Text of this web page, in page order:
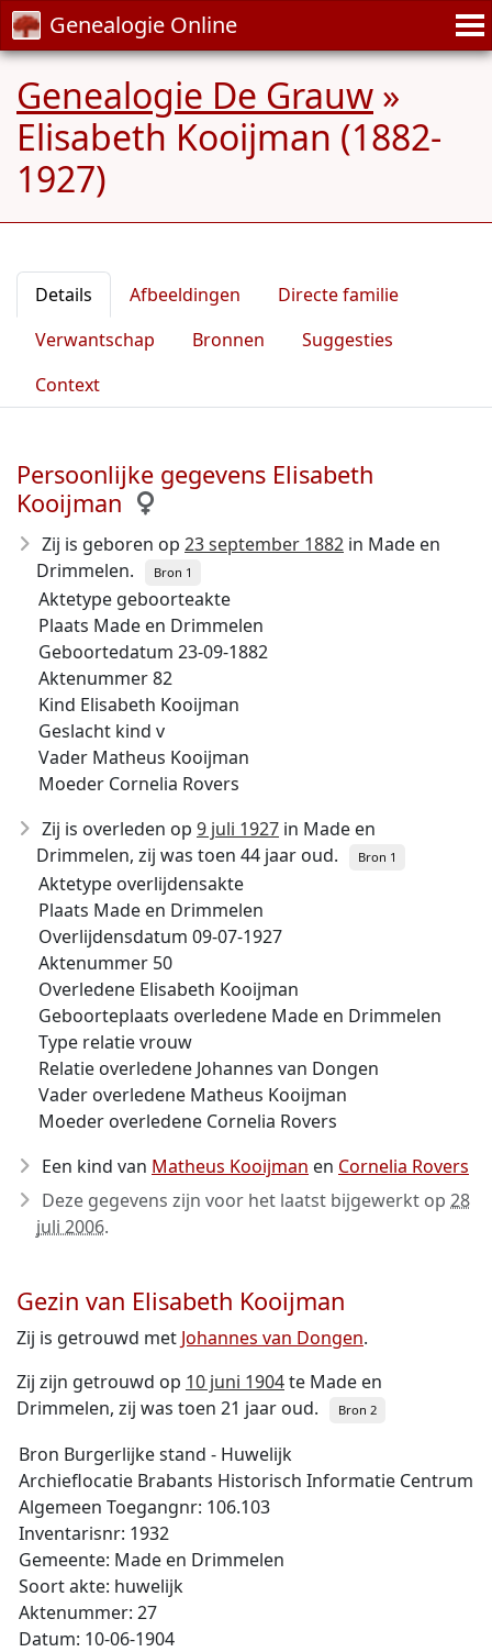
Genealogie Online
Genealogie De Grauw »
Elisabeth Kooijman (1882-
1927)
Details Afbeeldingen
Directe familie
Verwantschap
Bronnen
Suggesties
Context
Persoonlijke gegevens Elisabeth
Kooijman
Zij is geboren op 23 september 1882 in Made en
Drimmelen.
Bron 1
Aktetype geboorteakte
Plaats Made en Drimmelen
Geboortedatum 23-09-1882
Aktenummer 82
Kind Elisabeth Kooijman
Geslacht kind v
Vader Matheus Kooijman
Moeder Cornelia Rovers
Zij is overleden op 9 juli 1927 in Made en
Drimmelen, zij was toen 44 jaar oud.
Bron 1
Aktetype overlijdensakte
Plaats Made en Drimmelen
Overlijdensdatum 09-07-1927
Aktenummer 50
Overledene Elisabeth Kooijman
Geboorteplaats overledene Made en Drimmelen
Type relatie vrouw
Relatie overledene Johannes van Dongen
Vader overledene Matheus Kooijman
Moeder overledene Cornelia Rovers
Een kind van Matheus Kooijman en Cornelia Rovers
Deze gegevens zijn voor het laatst bijgewerkt op 28
juli 2006.
Gezin van Elisabeth Kooijman
Zij is getrouwd met Johannes van Dongen.
Zij zijn getrouwd op 10 juni 1904te Made en
Drimmelen, zij was toen 21 jaar oud.
Bron 2
Bron Burgerlijke stand - Huwelijk
Archieflocatie Brabants Historisch Informatie Centrum
Algemeen Toegangnr: 106.103
Inventarisnr: 1932
Gemeente: Made en Drimmelen
Soort akte: huwelijk
Aktenummer: 27
Datum: 10-06-1904